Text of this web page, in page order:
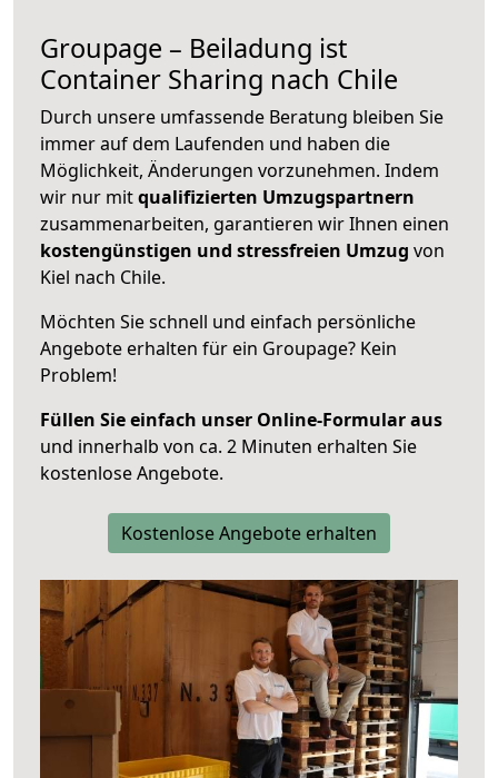
Groupage – Beiladung ist
Container Sharing nach Chile
Durch unsere umfassende Beratung bleiben Sie
immer auf dem Laufenden und haben die
Möglichkeit, Änderungen vorzunehmen. Indem
wir nur mitqualifizierten Umzugspartnern
zusammenarbeiten, garantieren wir Ihnen einen
kostengünstigen und stressfreien Umzug von
Kiel nach Chile.
Möchten Sie schnell und einfach persönliche
Angebote erhalten für ein Groupage? Kein
Problem!
Füllen Sie einfach unser Online-Formular aus
und innerhalb von ca. 2 Minuten erhalten Sie
kostenlose Angebote.
Kostenlose Angebote erhalten